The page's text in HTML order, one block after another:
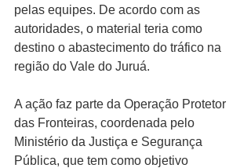
pelas equipes. De acordo com as
autoridades, o material teria como
destino o abastecimento do tráfico na
região do Vale do Juruá.
A ação faz parte da Operação Protetor
das Fronteiras, coordenada pelo
Ministério da Justiça e Segurança
Pública, que tem como objetivo